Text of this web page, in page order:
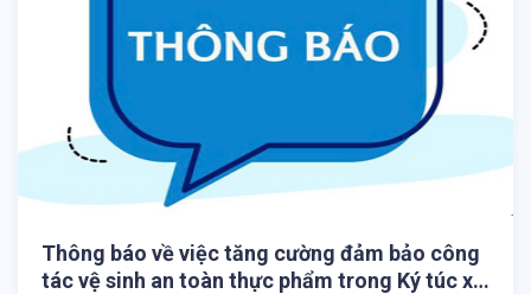
Thông báo về việc tăng cường đảm bảo công
tác vệ sinh an toàn thực phẩm trong Ký túc xá